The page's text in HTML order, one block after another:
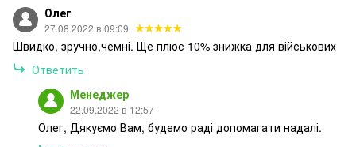
Олег
27.08.2022 в 09:09
Швидко, зручно,чемні. Ще плюс 10% знижка для військових
Ответить
Менеджер
22.09.2022 в 12:57
Олег, Дякуємо Вам, будемо раді допомагати надалі.